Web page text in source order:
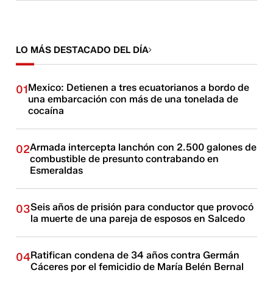
LO MÁS DESTACADO DEL DÍA
01Mexico: Detienen a tres ecuatorianos a bordo de
una embarcación con más de una tonelada de
cocaína
02Armada intercepta lanchón con 2.500 galones de
combustible de presunto contrabando en
Esmeraldas
03Seis años de prisión para conductor que provocó
la muerte de una pareja de esposos en Salcedo
04Ratifican condena de 34 años contra Germán
Cáceres por el femicidio de María Belén Bernal